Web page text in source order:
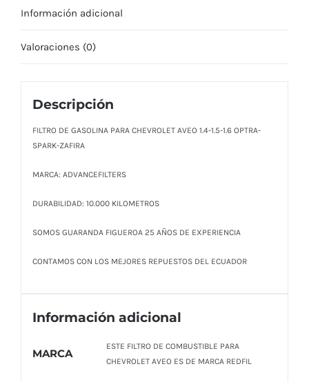
ZAFIRA
Información adicional
Valoraciones (0)
Descripción
FILTRO DE GASOLINA PARA CHEVROLET AVEO 1.4-1.5-1.6 OPTRA-
SPARK-ZAFIRA
MARCA: ADVANCEFILTERS
DURABILIDAD: 10.000 KILOMETROS
SOMOS GUARANDA FIGUEROA 25 AÑOS DE EXPERIENCIA
CONTAMOS CON LOS MEJORES REPUESTOS DEL ECUADOR
Información adicional
MARCA
ESTE FILTRO DE COMBUSTIBLE PARA
CHEVROLET AVEO ES DE MARCA REDFIL